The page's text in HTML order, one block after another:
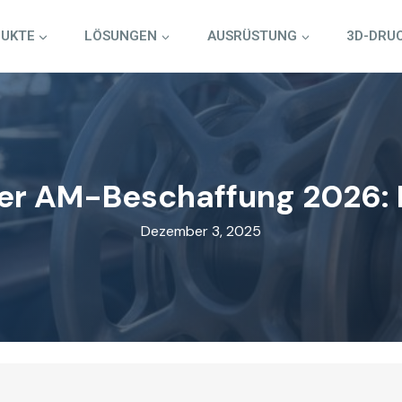
LÖSUNGEN AUSRÜSTUNG 3D-
AM-Beschaffung 2026:
Dezember 3, 2025